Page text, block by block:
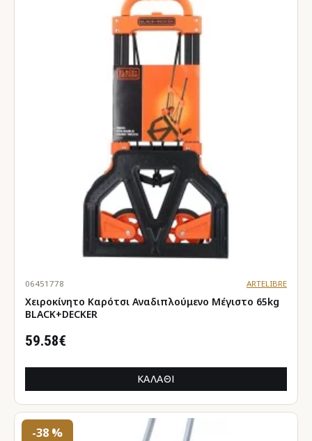
06451778 ARTELIBRE
Χειροκίνητο Καρότσι Αναδιπλούμενο Μέγιστο 65kg
BLACK+DECKER
59.58€
ΚΑΛΆΘΙ
-38 %